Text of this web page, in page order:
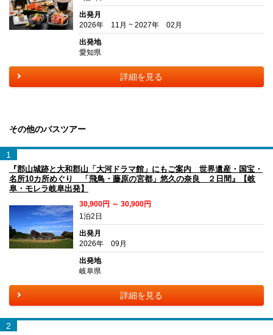
出発月
2026年 11月 ~ 2027年 02月
出発地
愛知県
詳細を見る
その他のバスツアー
1
『郡山城跡と大和郡山「大河ドラマ館」にもご案内 世界遺産・国宝・
名所10カ所めぐり 「飛鳥・藤原の宮都」悠久の奈良 ２日間』【岐
阜・モレラ岐阜出発】
30,900円 ～ 30,900円
1泊2日
出発月
2026年 09月
出発地
岐阜県
詳細を見る
2